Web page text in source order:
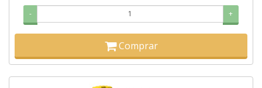
- +
Comprar